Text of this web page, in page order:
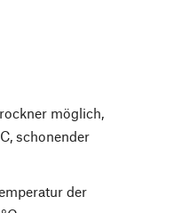
möglich,
schonender
der